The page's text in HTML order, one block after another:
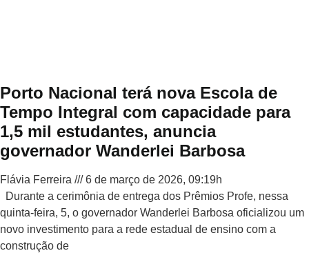
Porto Nacional terá nova Escola de
Tempo Integral com capacidade para
1,5 mil estudantes, anuncia
governador Wanderlei Barbosa
Flávia Ferreira
6 de março de 2026, 09:19h
Durante a cerimônia de entrega dos Prêmios Profe, nessa
quinta-feira, 5, o governador Wanderlei Barbosa oficializou um
novo investimento para a rede estadual de ensino com a
construção de